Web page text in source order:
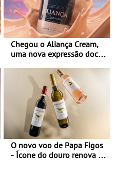
Chegou o Aliança Cream,
uma nova expressão doce
O novo voo de Papa Figos
- Ícone do douro renova a